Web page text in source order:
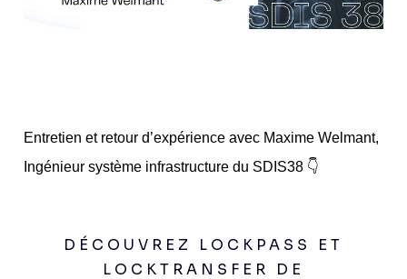
Entretien et retour d’expérience avec Maxime Welmant,
Ingénieur système infrastructure du SDIS38 👇
DÉCOUVREZ LOCKPASS ET
LOCKTRANSFER DE